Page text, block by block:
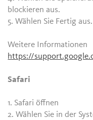
blockieren aus.
5. Wählen Sie Fertig aus.
Weitere Informationen
https://
Safari
1. Safari öffnen
2. Wählen Sie in der